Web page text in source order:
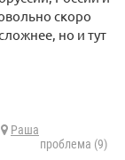
скоро
но и тут
Раша
проблема (9)